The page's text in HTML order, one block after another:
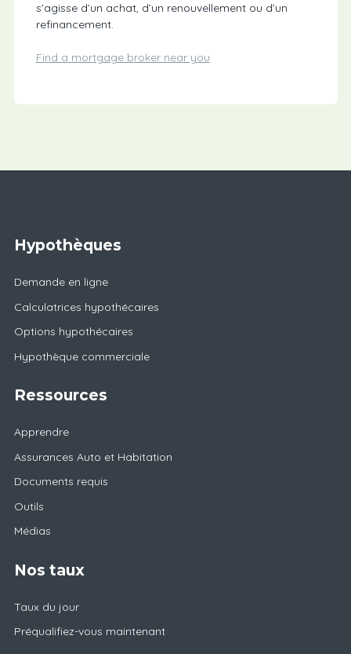
s’agisse d’un achat, d’un renouvellement ou d’un
refinancement.
Find a mortgage broker near you
Hypothèques
Demande en ligne
Calculatrices hypothécaires
Options hypothécaires
Hypothèque commerciale
Ressources
Apprendre
Assurances Auto et Habitation
Documents requis
Outils
Médias
Nos taux
Taux du jour
Préqualifiez-vous maintenant